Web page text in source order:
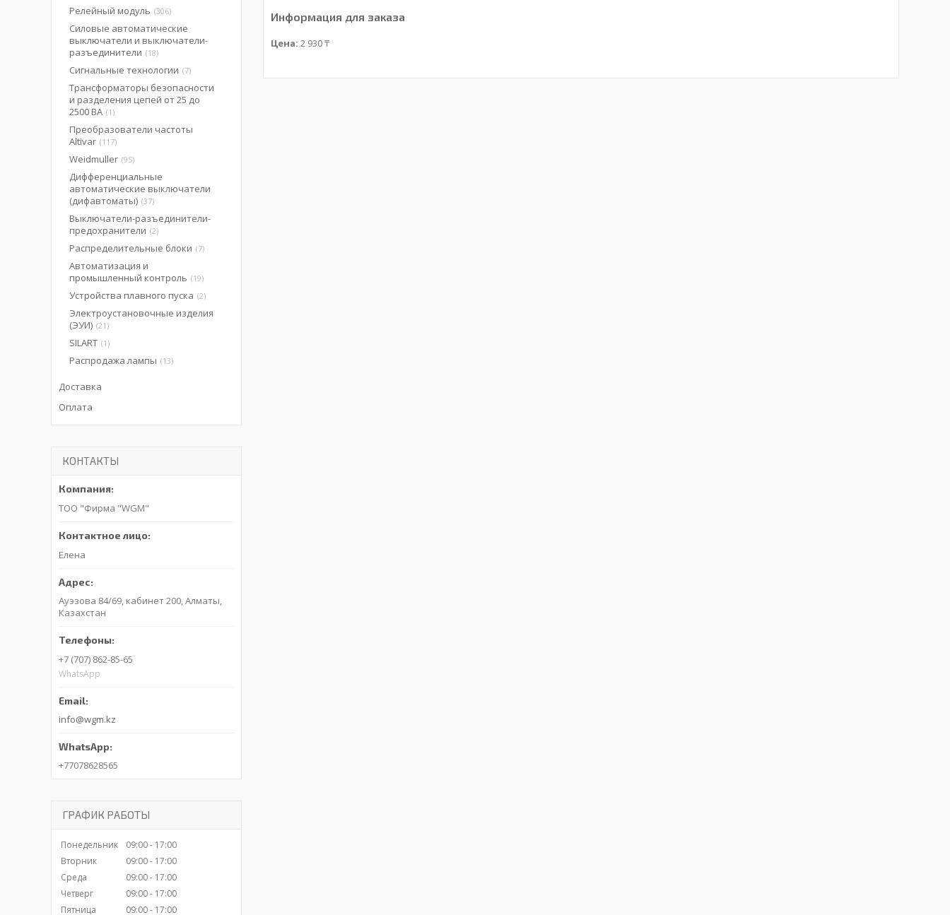
Информация для заказа
Цена: 2 930 ₸
Релейный модуль 306
Силовые автоматические
выключатели и выключатели-
разъединители
18
Сигнальные технологии 7
Трансформаторы безопасности
и разделения цепей от 25 до
2500 ВА 1
Преобразователи частоты
Altivar 117
Weidmuller 95
Дифференциальные
автоматические выключатели
(дифавтоматы) 37
Выключатели-разъединители-
предохранители 2
Распределительные блоки 7
Автоматизация и
промышленный контроль
19
Устройства плавного пуска 2
Электроустановочные изделия
(ЭУИ) 21
SILART 1
Распродажа лампы 13
Доставка
Оплата
КОНТАКТЫ
ТОО "Фирма "WGM"
Елена
Ауэзова 84/69, кабинет 200, Алматы,
Казахстан
+7 (707) 862-85-65
WhatsApp
info@wgm.kz
+77078628565
ГРАФИК РАБОТЫ
Понедельник 09:00
17:00
Вторник
09:00
17:00
Среда
09:00
17:00
Четверг
09:00
17:00
Пятница
09:00 17:00